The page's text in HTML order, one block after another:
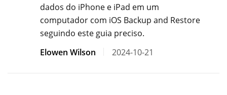
dados do iPhone e iPad em um
computador com iOS Backup and Restore
seguindo este guia preciso.
Elowen Wilson
2024-10-21